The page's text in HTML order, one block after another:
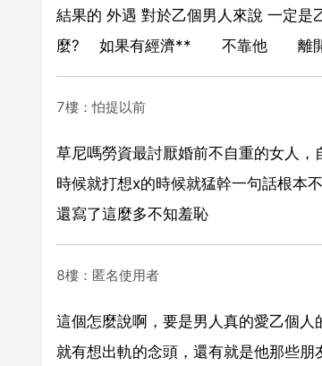
結果的 外遇 對於乙個男人來說 一定
麼? 如果有經濟** 不靠他 離
7樓：怕提以前
草尼嗎勞資最討厭婚前不自重的女人
時候就打想x的時候就猛幹一句話根本
還寫了這麼多不知羞恥
8樓：匿名使用者
這個怎麼說啊，要是男人真的愛乙個
就有想出軌的念頭，還有就是他那些